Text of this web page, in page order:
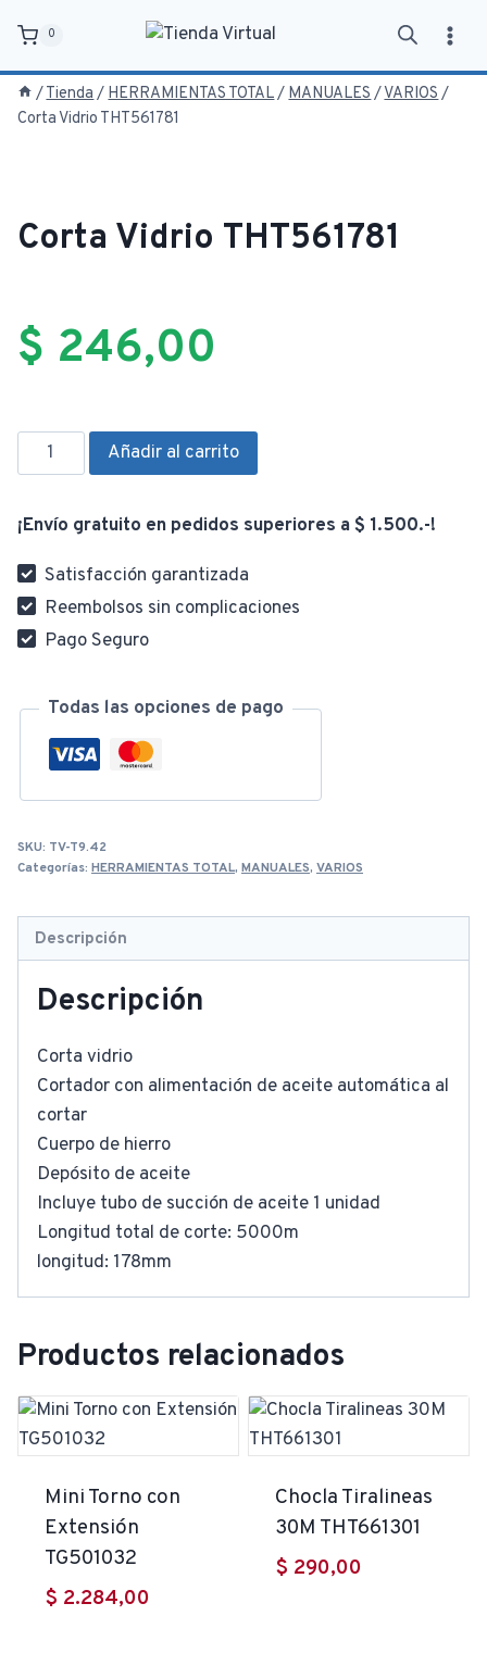
contenido
0
/Tienda / HERRAMIENTAS TOTAL/ MANUALES /VARIOS /
Corta Vidrio THT561781
Corta Vidrio THT561781
$ 246,00
Corta
Vidrio
cantidad
Añadir al carrito
¡Envío gratuito en pedidos superiores a $ 1.500.-!
Satisfacción garantizada
Reembolsos sin complicaciones
Pago Seguro
Todas las opciones de pago
SKU: TV-T9.42
Categorías: HERRAMIENTAS TOTAL, MANUALES, VARIOS
Descripción
Descripción
Corta vidrio
Cortador con alimentación de aceite automática al
cortar
Cuerpo de hierro
Depósito de aceite
Incluye tubo de succión de aceite 1 unidad
Longitud total de corte: 5000m
longitud: 178mm
Productos relacionados
Mini Torno con
Extensión
TG501032
$ 2.284,00
Chocla Tiralineas
30M THT661301
$ 290,00